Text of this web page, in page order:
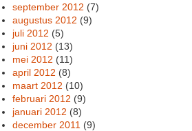
september 2012 (7)
augustus 2012 (9)
juli 2012 (5)
juni 2012 (13)
mei 2012 (11)
april 2012 (8)
maart 2012 (10)
februari 2012 (9)
januari 2012 (8)
december 2011 (9)